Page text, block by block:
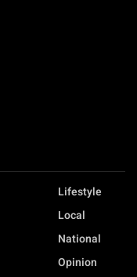
Lifestyle
Local
National
Opinion